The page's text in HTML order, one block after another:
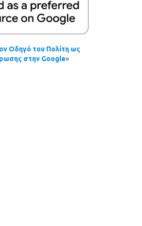
Οδηγό του Πολίτη ως
στην Google»